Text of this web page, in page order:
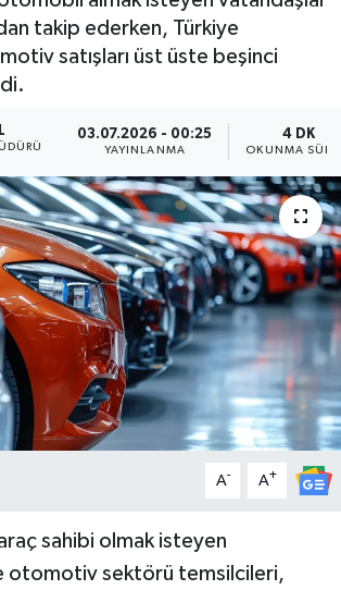
takip ederken, Türkiye
satışları üst üste beşinci
03.07.2026 - 00:25
YAYINLANMA
4 DK
OKUNMA
A- A+
sahibi olmak isteyen
otomotiv sektörü temsilcileri,